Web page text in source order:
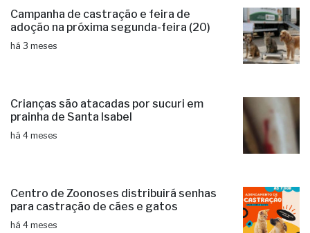
Campanha de castração e feira de
adoção na próxima segunda-feira (20)
há 3 meses
Crianças são atacadas por sucuri em
prainha de Santa Isabel
há 4 meses
Centro de Zoonoses distribuirá senhas
para castração de cães e gatos
há 4 meses